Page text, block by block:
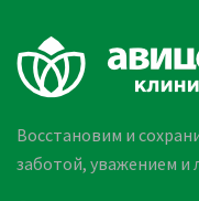
Восстановим и
заботой, уважением